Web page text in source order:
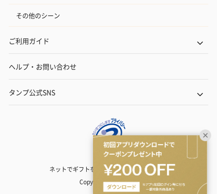
その他のシーン
ご利用ガイド
ヘルプ・お問い合わせ
タンプ公式SNS
ネットでギフトを贈るなら | TANP（タンプ）
Copyright© TANP Inc.